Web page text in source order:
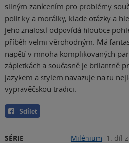
silným zanícením pro problémy
politiky a morálky, klade otázky a
jeho znalostí odpovídá hloubce
příběh velmi věrohodným. Má
napětí v mnoha komplikovaných
zápletkách a současně je brilantně
jazykem a stylem navazuje na tu
vypravěčskou tradici.
Sdílet
SÉRIE Milénium 1. díl